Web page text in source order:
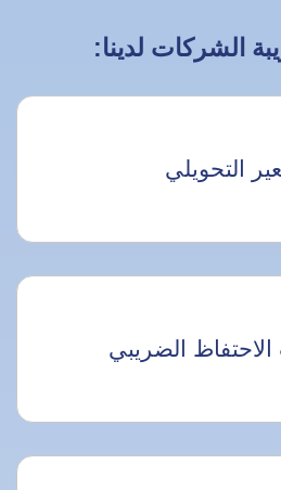
الشركات لدينا:
التحويلي
الضريبي